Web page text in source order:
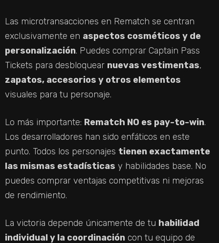
Las microtransacciones en Rematch se centran
exclusivamente en aspectos cosméticos y de
personalización. Puedes comprar Captain Pass
Tickets para desbloquear nuevas vestimentas,
zapatos, accesorios y otros elementos
visuales para tu personaje.
Lo más importante: Rematch NO es pay-to-win.
Los desarrolladores han sido enfáticos en este
punto. Todos los personajes tienen exactamente
las mismas estadísticas y habilidades base. No
puedes comprar ventajas competitivas ni mejoras
de rendimiento.
La victoria depende únicamente de tu habilidad
individual y la coordinación con tu equipo de